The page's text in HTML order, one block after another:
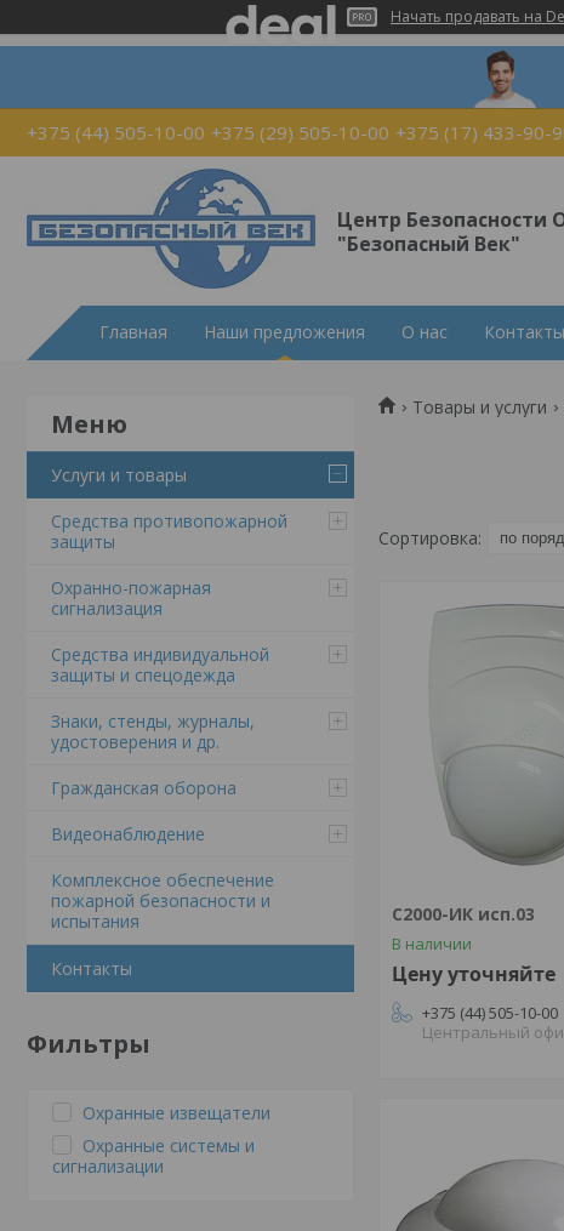
Начать продавать на
+375 (44) 505-10-00 +375 (29) 505-10-00 +375 (17) 433-90-
Центр Безопасности
"Безопасный Век"
Главная Наши предложения О нас Контакты
Услуги и товары
Средства противопожарной
защиты
Охранно-пожарная
сигнализация
Средства индивидуальной
защиты и спецодежда
Знаки, стенды, журналы,
удостоверения и др.
Гражданская оборона
Видеонаблюдение
Комплексное обеспечение
пожарной безопасности и
испытания
Контакты
Фильтры
Охранные извещатели
Охранные системы и
сигнализации
Товары и услуги
С2000-ИК исп.03
В наличии
Цену уточняйте
+375 (44) 505-10-00
Центральный